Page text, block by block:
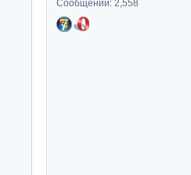
Сообщений: 2,558